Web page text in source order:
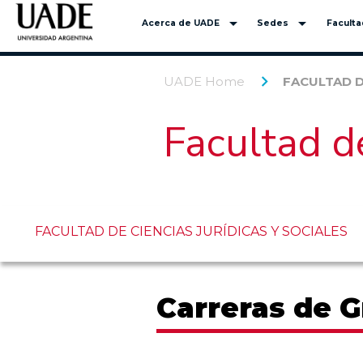
Acerca de UADE arrow_drop_down Sedes arrow_drop_down
UADE Home FACULTAD
Facultad
FACULTAD DE CIENCIAS JURÍDICAS Y SOCIALES
Carreras de